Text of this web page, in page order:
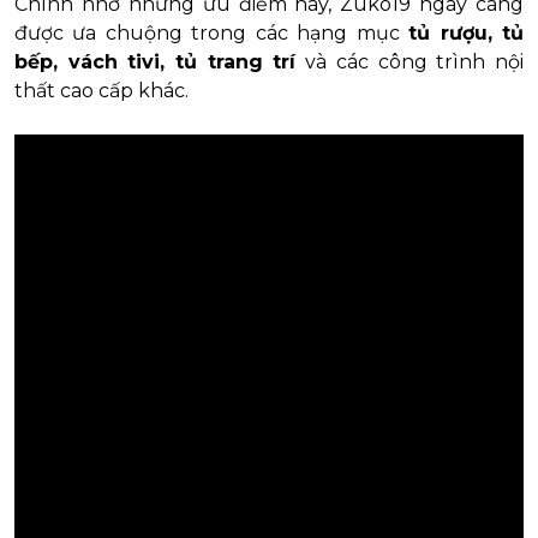
được ưa chuộng trong các hạng mụctủ rượu, tủ
bếp, vách tivi, tủ trang trívà các công trình nội
thất cao cấp khác.